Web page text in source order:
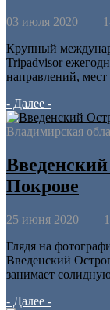
03 июля 2020
Крупный
Tripadvisor
направлений,
- Далее -
Владимирская
Покрове
25 июня 2020
Глядя на
Введенский
занимает
- Далее -